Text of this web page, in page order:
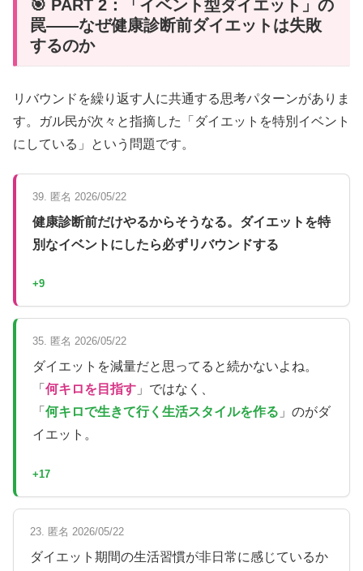
🎯 PART 2：「イベント型ダイエット」の
罠――なぜ健康診断前ダイエットは失敗
するのか
リバウンドを繰り返す人に共通する思考パターンがありま
す。ガル民が次々と指摘した「ダイエットを特別イベント
にしている」という問題です。
39. 匿名 2026/05/22
健康診断前だけやるからそうなる。ダイエットを特
別なイベントにしたら必ずリバウンドする
+9
35. 匿名 2026/05/22
ダイエットを減量だと思ってると続かないよね。
「 何キロを目指す 」ではなく、
「 何キロで生きて行く生活スタイルを作る 」のがダ
イエット。
+17
23. 匿名 2026/05/22
ダイエット期間の生活習慣が非日常に感じているか